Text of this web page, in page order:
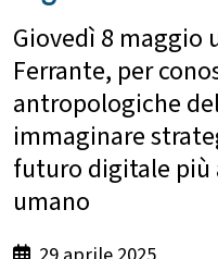
Giovedì 8 maggio
Ferrante, per
antropologiche
immaginare
futuro digitale
umano